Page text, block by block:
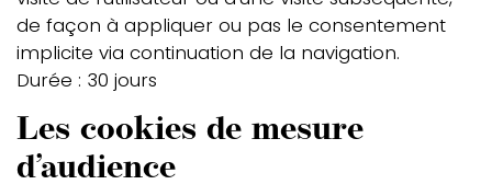
de façon à appliquer ou pas le consentement
implicite via continuation de la navigation.
Durée : 30 jours
Les cookies de mesure
d’audience